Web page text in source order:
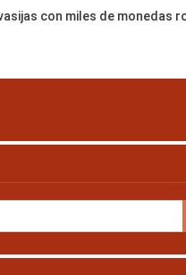
con miles de monedas